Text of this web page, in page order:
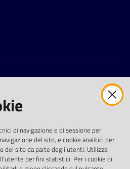
di navigazione e di sessione per
del sito, e cookie analitici per
del sito da parte degli utenti. Utilizza
per fini statistici. Per i cookie di